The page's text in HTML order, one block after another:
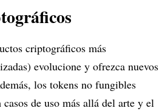
criptográficos más
evolucione y ofrezca nuevos
los tokens no fungibles
de uso más allá del arte y el